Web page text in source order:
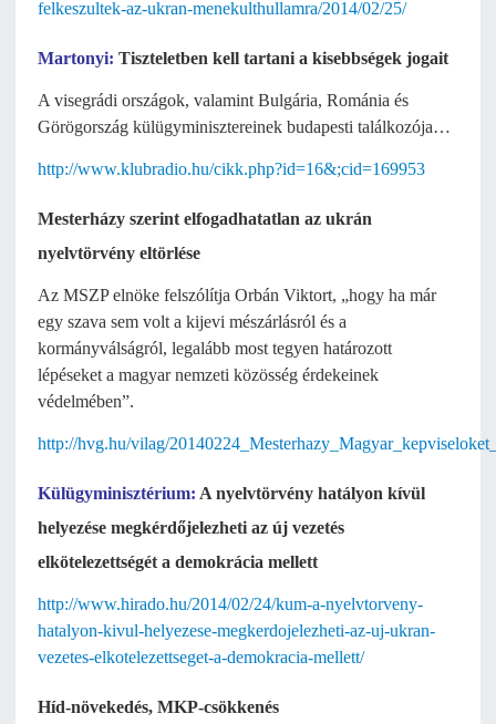
felkeszultek-az-ukran-menekulthullamra/2014/02/25/
Martonyi: Tiszteletben kell tartani a kisebbségek jogait
A visegrádi országok, valamint Bulgária, Románia és
Görögország külügyminisztereinek budapesti találkozója…
http://www.klubradio.hu/cikk.php?id=16&;cid=169953
Mesterházy szerint elfogadhatatlan az ukrán
nyelvtörvény eltörlése
Az MSZP elnöke felszólítja Orbán Viktort, „hogy ha már
egy szava sem volt a kijevi mészárlásról és a
kormányválságról, legalább most tegyen határozott
lépéseket a magyar nemzeti közösség érdekeinek
védelmében”.
http://hvg.hu/vilag/
Külügyminisztérium: A nyelvtörvény hatályon kívül
helyezése megkérdőjelezheti az új vezetés
elkötelezettségét a demokrácia mellett
http://www.hirado.hu/2014/02/24/kum-a-nyelvtorveny-
hatalyon-kivul-helyezese-megkerdojelezheti-az-uj-ukran-
vezetes-elkotelezettseget-a-demokracia-mellett/
Híd-növekedés, MKP-csökkenés